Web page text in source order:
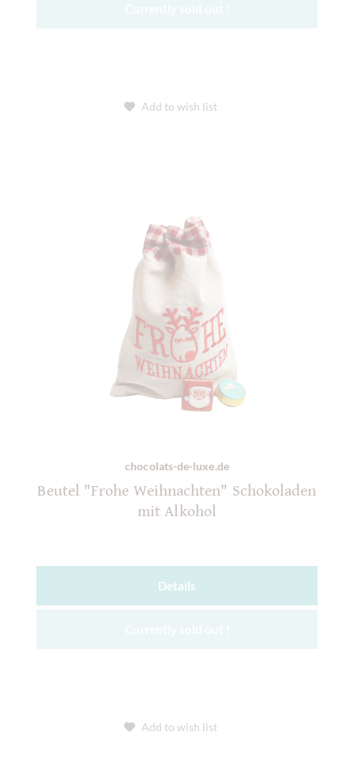
Add to wish list
chocolats-de-luxe.de
Beutel "Frohe Weihnachten" Schokoladen
mit Alkohol
Details
Add to wish list